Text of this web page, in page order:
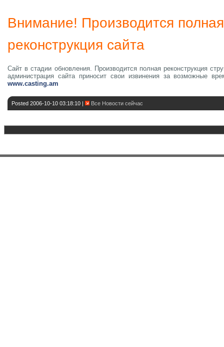
Внимание! Производится полная
реконструкция сайта
Сайт в стадии обновления. Производится полная реконструкция
администрация сайта приносит свои извинения за возможные
www.casting.am
Posted 2006-10-10 03:18:10 | Все Новости сейчас